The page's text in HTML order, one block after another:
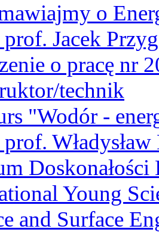
o
prof. Jacek
o pracę nr
technik
"Wodór -
prof.
Young
and Surface